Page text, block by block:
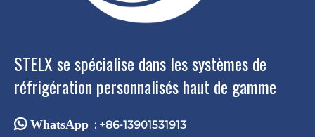
STELX se spécialise dans les systèmes de
réfrigération personnalisés haut de gamme
 WhatsApp : +86-13901531913